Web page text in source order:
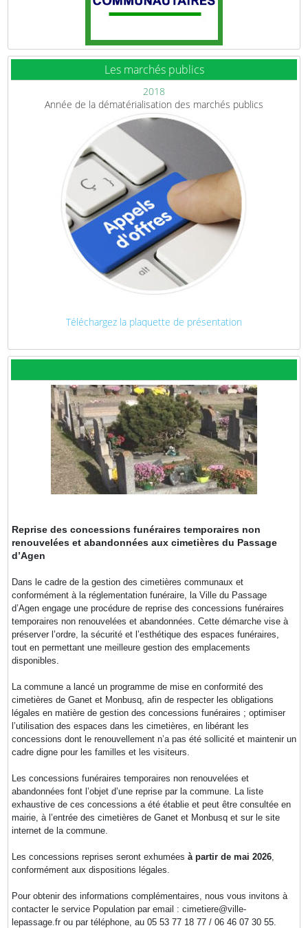
Les marchés publics
2018
Année de la dématérialisation des marchés publics
Téléchargez la plaquette de présentation
Reprise des concessions funéraires temporaires non
renouvelées et abandonnées aux cimetières du Passage
d’Agen
Dans le cadre de la gestion des cimetières communaux et
conformément à la réglementation funéraire, la Ville du Passage
d’Agen engage une procédure de reprise des concessions funéraires
temporaires non renouvelées et abandonnées. Cette démarche vise à
préserver l’ordre, la sécurité et l’esthétique des espaces funéraires,
tout en permettant une meilleure gestion des emplacements
disponibles.
La commune a lancé un programme de mise en conformité des
cimetières de Ganet et Monbusq, afin de respecter les obligations
légales en matière de gestion des concessions funéraires ; optimiser
l’utilisation des espaces dans les cimetières, en libérant les
concessions dont le renouvellement n’a pas été sollicité et maintenir un
cadre digne pour les familles et les visiteurs.
Les concessions funéraires temporaires non renouvelées et
abandonnées font l’objet d’une reprise par la commune. La liste
exhaustive de ces concessions a été établie et peut être consultée en
mairie, à l’entrée des cimetières de Ganet et Monbusq et sur le site
internet de la commune.
Les concessions reprises seront exhumées à partir de mai 2026
conformément aux dispositions légales.
Pour obtenir des informations complémentaires, nous vous invitons à
contacter le service Population par email : cimetiere@ville-
lepassage.fr ou par téléphone, au 05 53 77 18 77 / 06 46 07 30 55.